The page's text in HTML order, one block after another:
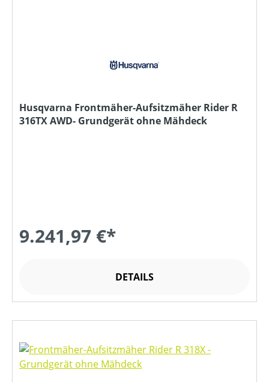
Husqvarna Frontmäher-Aufsitzmäher Rider R
316TX AWD- Grundgerät ohne Mähdeck
9.241,97 €*
DETAILS